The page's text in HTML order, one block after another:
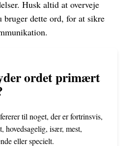
Husk altid at overveje
bruger dette ord, for at sikre
ordet primært
til noget, der er fortrinsvis,
hovedsagelig, især, mest,
eller specielt.